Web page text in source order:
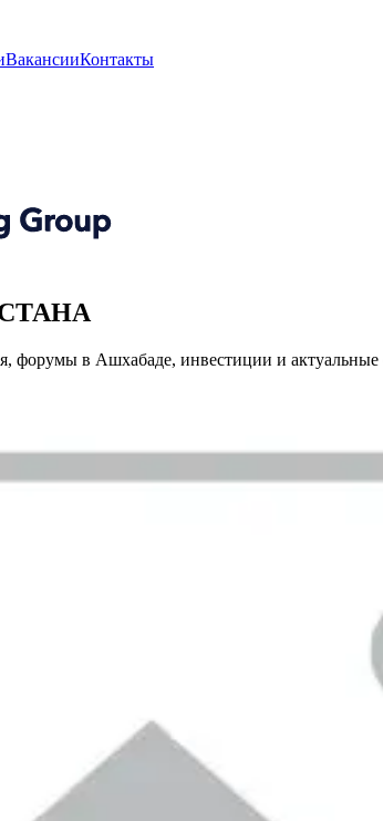
ВакансииКонтакты
форумы в Ашхабаде, инвестиции и